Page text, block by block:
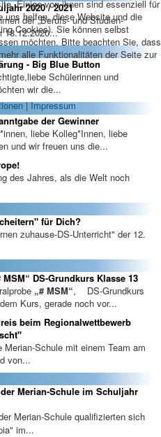
2020 / 2021
der „Berufs- und Studien-
18.12.2020...
- Big Blue Button
Schülerinnen und
wir die...
der Gewinner
liebe Kolleg*Innen, liebe
und wir freuen uns die...
des Jahres, als die Welt noch
für Dich?
zuhause-DS-Unterricht" der 12.
DS-Grundkurs Klasse 13
„# MSM“, DS-Grundkurs
Kurs, gerade noch vor...
beim Regionalwettbewerb
Schule mit einem Team am
von...
Merian-Schule im Schuljahr
Merian-Schule qualifizierten sich
im...
Einige von ihnen sind essenziell für
uns helfen, diese Website und die
Cookies). Sie können selbst
möchten. Bitte beachten Sie, dass
alle Funktionalitäten der Seite zur
|Impressum